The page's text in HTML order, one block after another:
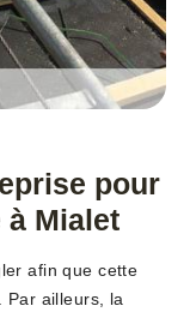
pour
Mialet
afin que cette
Par ailleurs, la